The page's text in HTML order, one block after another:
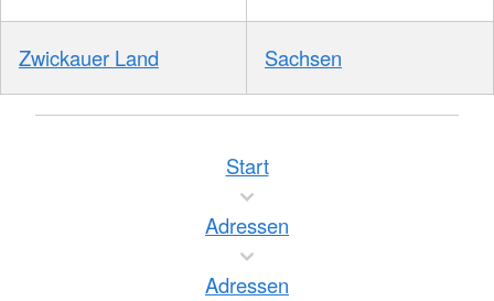
Zwickauer Land Sachsen
Start
Adressen
Adressen